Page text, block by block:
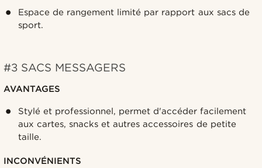
Espace de rangement limité par rapport aux sacs de
sport.
#3 SACS MESSAGERS
AVANTAGES
Stylé et professionnel, permet d'accéder facilement
aux cartes, snacks et autres accessoires de petite
taille.
INCONVÉNIENTS